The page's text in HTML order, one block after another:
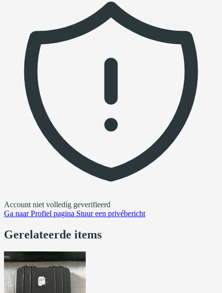
Account niet volledig geverifieerd
Ga naarProfiel pagina Stuur een privébericht
Gerelateerde items